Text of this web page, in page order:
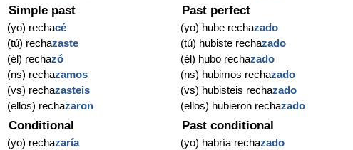
Simple past
(yo) rechacé
(tú) rechazaste
(él) rechazó
(ns) rechazamos
(vs) rechazasteis
(ellos) rechazaron
Past perfect
(yo) hube rechazado
(tú) hubiste rechazado
(él) hubo rechazado
(ns) hubimos rechazado
(vs) hubisteis rechazado
(ellos) hubieron rechazado
Conditional
(yo) rechazaría
Past conditional
(yo) habría rechazado